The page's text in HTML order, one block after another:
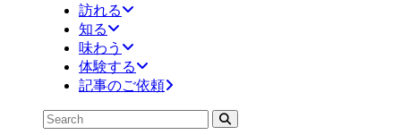
訪れる
知る
味わう
体験する
記事のご依頼